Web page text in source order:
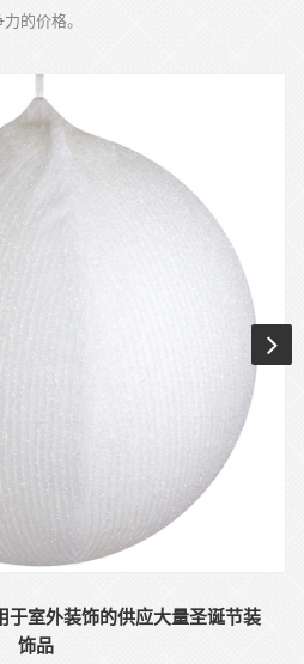
力的价格。
于室外装饰的供应大量圣诞节装
饰品